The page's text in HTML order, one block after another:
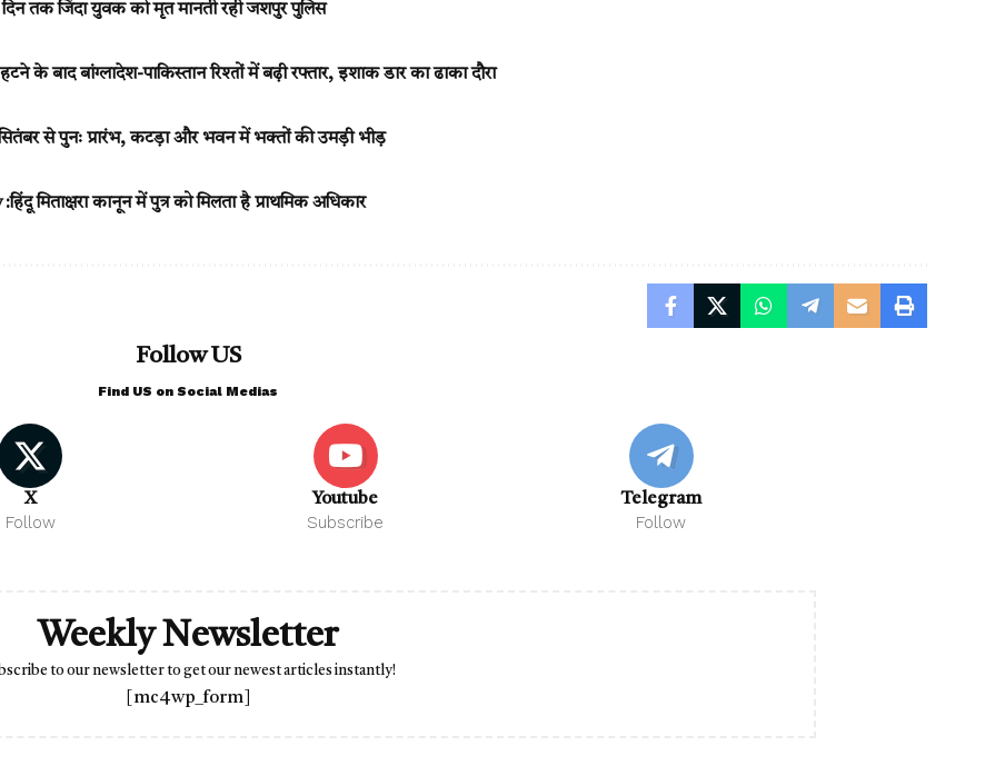
तक जिंदा युवक को मृत मानती रही जशपुर पुलिस
के बाद बांग्लादेश-पाकिस्तान रिश्तों में बढ़ी रफ्तार, इशाक डार का ढाका दौरा
सितंबर से पुनः प्रारंभ, कटड़ा और भवन में भक्तों की उमड़ी भीड़
मिताक्षरा कानून में पुत्र को मिलता है प्राथमिक अधिकार
Follow US
Find US on Social Medias
X
Follow
Youtube
Subscribe
Telegram
Follow
Weekly Newsletter
to our newsletter to get our newest articles instantly!
[mc4wp_form]